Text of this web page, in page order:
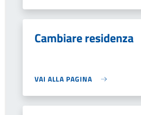
Cambiare residenza
VAI ALLA PAGINA